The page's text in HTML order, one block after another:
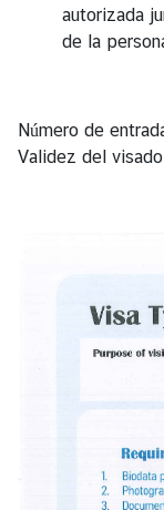
v
i
autorizada
de la
Número
Validez del